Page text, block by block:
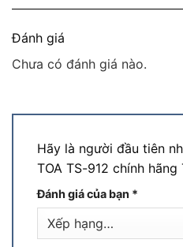
Đánh giá
Chưa có đánh giá nào.
Hãy là người đầu tiên
TOA TS-912 chính hãng
Đánh giá của bạn *